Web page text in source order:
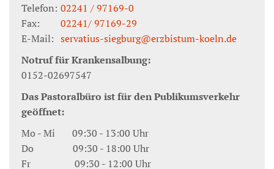
Telefon: 02241 / 97169-0
Fax:
02241/ 97169-29
E-Mail: servatius-siegburg@erzbistum-koeln.de
Notruf für Krankensalbung:
0152-02697547
Das Pastoralbüro ist für den Publikumsverkehr
geöffnet:
Mo - Mi 09:30 - 13:00 Uhr
Do 09:30 - 18:00 Uhr
Fr 09:30 - 12:00 Uhr